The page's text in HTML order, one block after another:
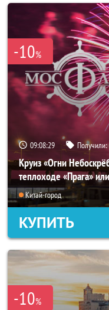
-10%
09:08:25 Получили:
Круиз «Огни
теплоходе «Прага»
Китай-город
КУПИТЬ
-10%